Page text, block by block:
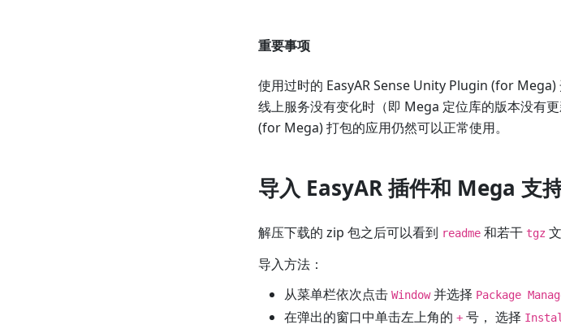
重要事项
使用过时的 EasyAR Sense Unity Plugin (for
线上服务没有变化时（即 Mega 定位库的版本没有
(for Mega) 打包的应用仍然可以正常使用。
导入 EasyAR 插件和 Mega 支
解压下载的 zip 包之后可以看到 readme和若干 tgz
导入方法：
从菜单栏依次点击 Window并选择 Package
在弹出的窗口中单击左上角的 +号， 选择